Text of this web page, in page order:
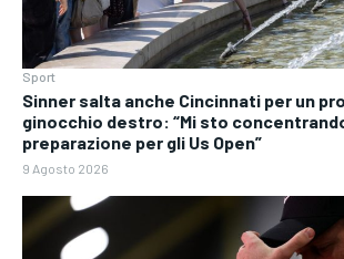
Sport
Sinner salta anche Cincinnati per un
ginocchio destro: “Mi sto
preparazione per gli Us Open”
9 Agosto 2026